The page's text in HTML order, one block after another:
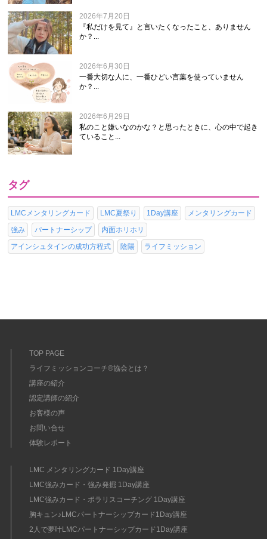
2026年7月20日
『私だけを見て』と言いたくなったこと、ありません
か？...
2026年6月30日
一番大切な人に、一番ひどい言葉を使っていません
か？...
2026年6月29日
私のこと嫌いなのかな？と思ったときに、心の中で起き
ていること...
タグ
LMCメンタリングカード LMC夏祭り 1Day講座
メンタリングカード
強み
パートナーシップ
内面ホリホリ
アインシュタインの成功方程式
陰陽 ライフミッション
TOP PAGE
ライフミッションコーチ®協会とは？
講座の紹介
認定講師の紹介
お客様の声
お問い合せ
体験レポート
LMC メンタリングカード 1Day講座
LMC強みカード・強み発掘 1Day講座
LMC強みカード・ポラリスコーチング 1Day講座
胸キュン♪LMCパートナーシップカード1Day講座
2人で夢叶LMCパートナーシップカード1Day講座